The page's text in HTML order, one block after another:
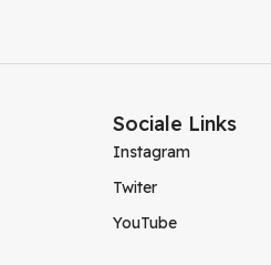
Sociale Links
Instagram
Twiter
YouTube